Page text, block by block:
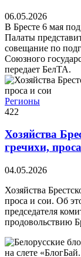
06.05.2026
В Бресте 6 мая под
Палаты
совещание по
Союзного
передает БелТА.
Регионы
422
Хозяйства
гречихи,
04.05.2026
Хозяйства
проса и сои. Об
председателя
продовольствию